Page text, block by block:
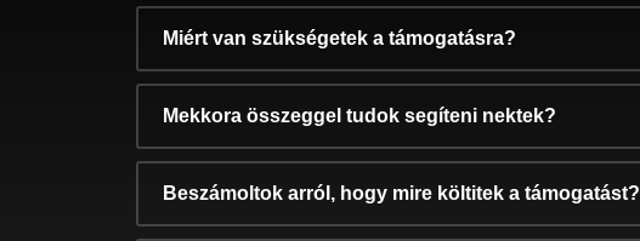
Miért van szükségetek a támogatásra?
Mekkora összeggel tudok segíteni nektek?
Beszámoltok arról, hogy mire költitek a támogatást?